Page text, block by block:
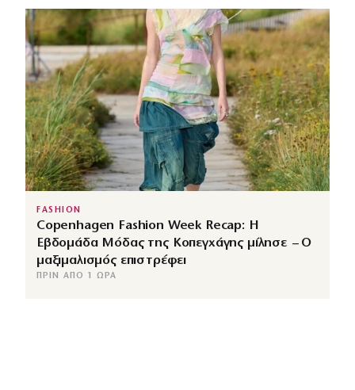
FASHION
Copenhagen Fashion Week Recap: Η
Εβδομάδα Μόδας της Κοπεγχάγης μίλησε – Ο
μαξιμαλισμός επιστρέφει
ΠΡΙΝ ΑΠΌ 1 ΏΡΑ